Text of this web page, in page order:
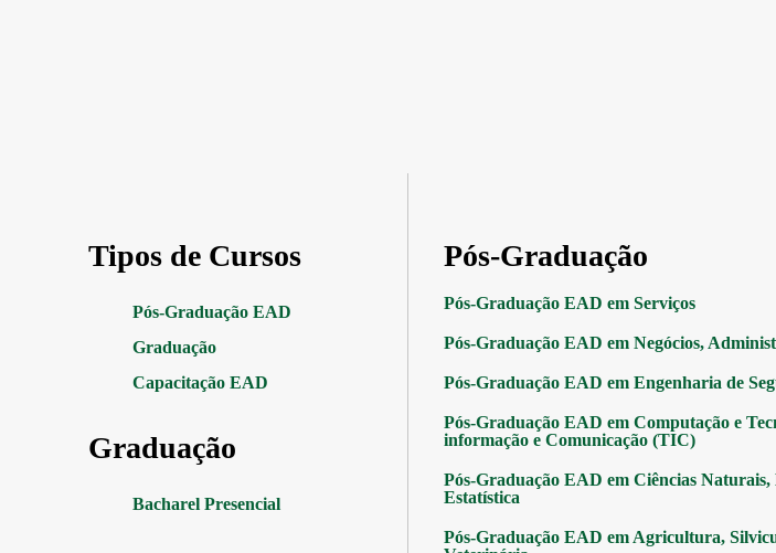
Tipos de Cursos
Pós-Graduação EAD
Graduação
Capacitação EAD
Graduação
Bacharel Presencial
Pós-Graduação
Pós-Graduação EAD em Serviços
Pós-Graduação EAD em Negócios,
Pós-Graduação EAD em Engenharia de
Pós-Graduação EAD em Computação e
informação e Comunicação (TIC)
Pós-Graduação EAD em Ciências Naturais,
Estatística
Pós-Graduação EAD em Agricultura,